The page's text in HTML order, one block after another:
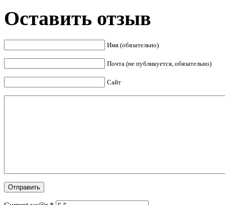
Оставить отзыв
Имя (обязательно)
Почта (не публикуется, обязательно)
Сайт